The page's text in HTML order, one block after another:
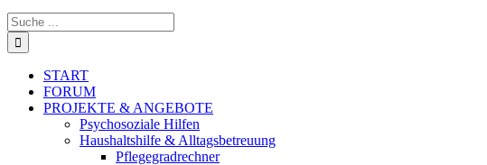
Suche
nach:
START
FORUM
PROJEKTE & ANGEBOTE
Psychosoziale Hilfen
Haushaltshilfe & Alltagsbetreuung
Pflegegradrechner